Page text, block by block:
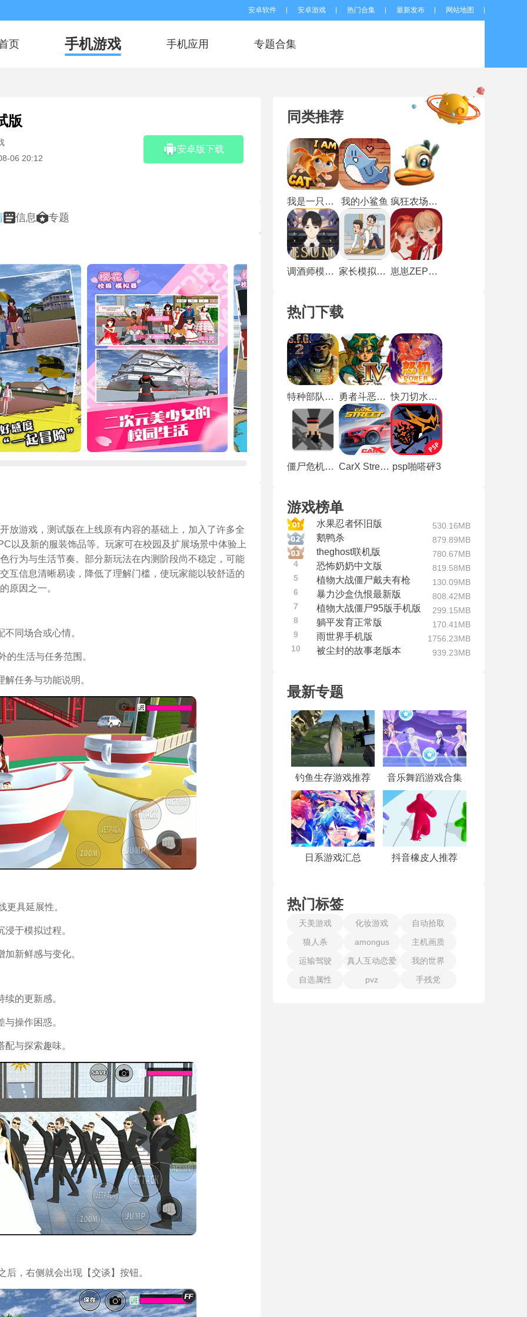
安卓软件 安卓游戏 热门合集 最新发布 网站地图
页 手机游戏 手机应用 专题合集
版
06 20:12
安卓版下载
信息 专题
放游戏，测试版在上线原有内容的基础上，加入了许多全
以及新的服装饰品等。玩家可在校园及扩展场景中体验上
行为与生活节奏。部分新玩法在内测阶段尚不稳定，可能
互信息清晰易读，降低了理解门槛，使玩家能以较舒适的
原因之一。
同场合或心情。
生活与任务范围。
任务与功能说明。
更具延展性。
于模拟过程。
新鲜感与变化。
的更新感。
操作困惑。
与探索趣味。
，右侧就会出现【交谈】按钮。
同类推荐
我是一只猫手机版 我的小鲨鱼 疯狂农场2中文版
调酒师模拟器中文版 家长模拟器手机版 崽崽ZEPETO最新版
热门下载
特种部队2单机版 勇者斗恶龙4 快刀切水果3
僵尸危机3手机版 CarX Street中文版 psp啪嗒砰3
游戏榜单
水果忍者怀旧版 530.16MB
鹅鸭杀 879.89MB
theghost联机版
780.67MB
4
恐怖奶奶中文版
819.58MB
5
植物大战僵尸戴夫有枪
130.09MB
6
暴力沙盒仇恨最新版
808.42MB
7
植物大战僵尸95版手机版
299.15MB
8
躺平发育正常版
170.41MB
9
雨世界手机版
1756.23MB
10
被尘封的故事老版本 939.23MB
最新专题
钓鱼生存游戏推荐 音乐舞蹈游戏合集
日系游戏汇总 抖音橡皮人推荐
热门标签
天美游戏 化妆游戏
自动拾取
狼人杀
amongus
主机画质
运输驾驶
真人互动恋爱
我的世界
自选属性
pvz 手残党